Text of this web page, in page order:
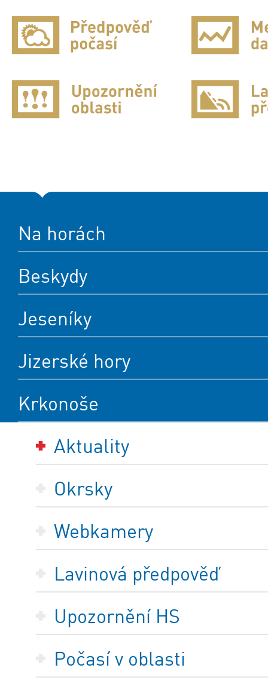
Na horách
Beskydy
Jeseníky
Jizerské hory
Krkonoše
Aktuality
Okrsky
Webkamery
Lavinová předpověď
Upozornění HS
Počasí v oblasti